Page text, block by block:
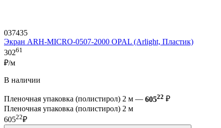
037435
Экран ARH-MICRO-0507-2000 OPAL (Arlight, Пластик)
30261
₽/м
В наличии
Пленочная упаковка (полистирол) 2 м — 60522 ₽
Пленочная упаковка (полистирол) 2 м
60522₽